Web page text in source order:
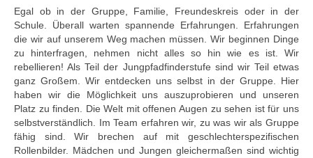
Christbaumrückholaktion (CBRA)
STUFEN
Wölflinge
Jupfis
Pfadis
Rover
Egal ob in der Gruppe, Familie, Freundeskreis oder in der
Schule. Überall warten spannende Erfahrungen. Erfahrungen
die wir auf unserem Weg machen müssen. Wir beginnen Dinge
zu hinterfragen, nehmen nicht alles so hin wie es ist. Wir
rebellieren! Als Teil der Jungpfadfinderstufe sind wir Teil etwas
ganz Großem. Wir entdecken uns selbst in der Gruppe. Hier
haben wir die Möglichkeit uns auszuprobieren und unseren
Platz zu finden. Die Welt mit offenen Augen zu sehen ist für uns
selbstverständlich. Im Team erfahren wir, zu was wir als Gruppe
fähig sind. Wir brechen auf mit geschlechterspezifischen
Rollenbilder. Mädchen und Jungen gleichermaßen sind wichtig